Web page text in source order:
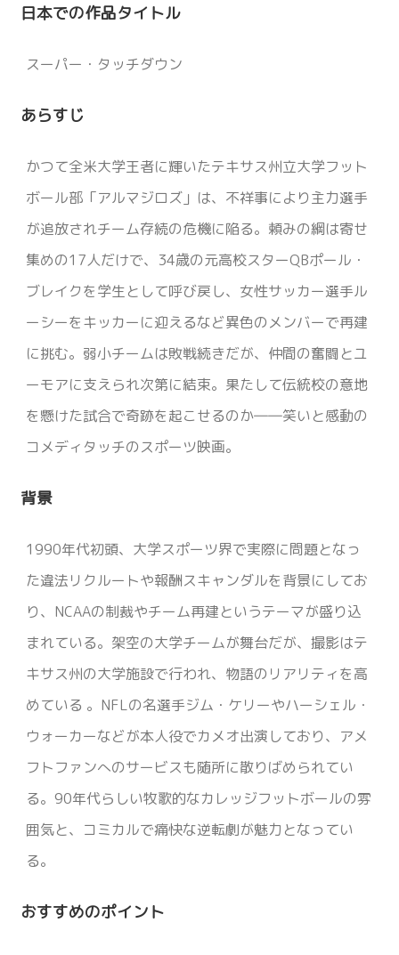
あらすじ
背景
動画配信
1. 試合そのものより"雰囲気"を楽しむ！
2. スポーツと他ジャンルの融合
日本での作品タイトル
スーパー・タッチダウン
あらすじ
かつて全米大学王者に輝いたテキサス州立大学フット
ボール部「アルマジロズ」は、不祥事により主力選手
が追放されチーム存続の危機に陥る。頼みの綱は寄せ
集めの17人だけで、34歳の元高校スターQBポール・
ブレイクを学生として呼び戻し、女性サッカー選手ル
ーシーをキッカーに迎えるなど異色のメンバーで再建
に挑む。弱小チームは敗戦続きだが、仲間の奮闘とユ
ーモアに支えられ次第に結束。果たして伝統校の意地
を懸けた試合で奇跡を起こせるのか――笑いと感動の
コメディタッチのスポーツ映画。
背景
1990年代初頭、大学スポーツ界で実際に問題となっ
た違法リクルートや報酬スキャンダルを背景にしてお
り、NCAAの制裁やチーム再建というテーマが盛り込
まれている。架空の大学チームが舞台だが、撮影はテ
キサス州の大学施設で行われ、物語のリアリティを高
めている 。NFLの名選手ジム・ケリーやハーシェル・
ウォーカーなどが本人役でカメオ出演しており、アメ
フトファンへのサービスも随所に散りばめられてい
る。90年代らしい牧歌的なカレッジフットボールの雰
囲気と、コミカルで痛快な逆転劇が魅力となってい
る。
おすすめのポイント